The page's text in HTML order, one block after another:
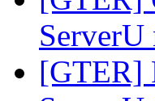
[GTER]